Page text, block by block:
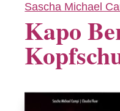
Sascha Michael
Kapo